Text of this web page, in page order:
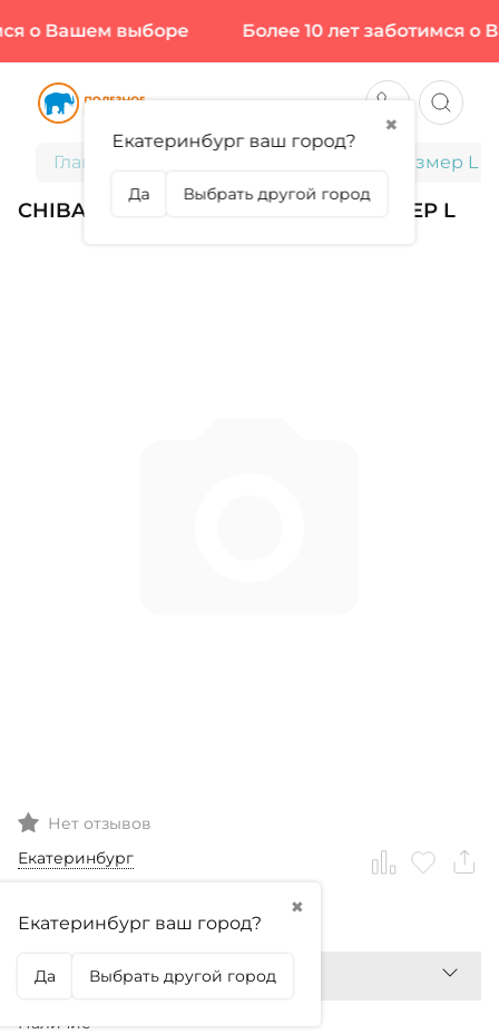
о Вашем выборе Более 10 лет заботимся о
Главная Chiba, Атлетический пояс, размер L
CHIBA, АТЛЕТИЧЕСКИЙ ПОЯС, РАЗМЕР L
Нет отзывов
Екатеринбург
✖
Екатеринбург ваш город?
Да Выбрать другой город
0₽
Наличие
✖
Екатеринбург ваш город?
Да Выбрать другой город